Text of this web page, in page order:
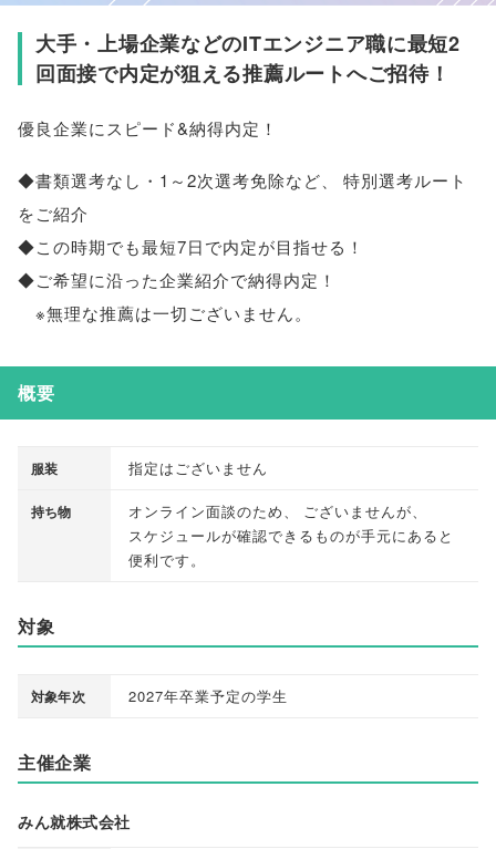
大手・上場企業などのITエンジニア職に最短2
回面接で内定が狙える推薦ルートへご招待！
優良企業にスピード&納得内定！
◆書類選考なし・1～2次選考免除など、
特別選考ルート
をご紹介
◆この時期でも最短7日で内定が目指せる！
◆ご希望に沿った企業紹介で納得内定！
※無理な推薦は一切ございません。
概要
服装 指定はございません
持ち物 オンライン面談のため、 ございませんが、
スケジュールが確認できるものが手元にあると
便利です。
対象
対象年次 2027年卒業予定の学生
主催企業
みん就株式会社